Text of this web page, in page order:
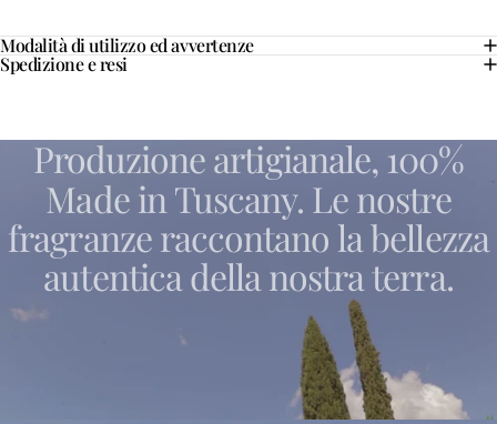
Modalità di utilizzo ed avvertenze
Spedizione e resi
Produzioneartigianale,100%
Madein Tuscany. Lenostre
fragranzeraccontano labellezza
autentica dellanostraterra.